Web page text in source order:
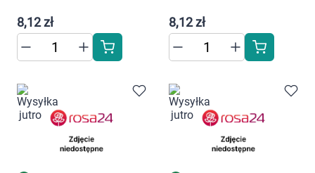
Motoryzacja
Grupy produktowe
Marki
8,12 zł 8,12 zł